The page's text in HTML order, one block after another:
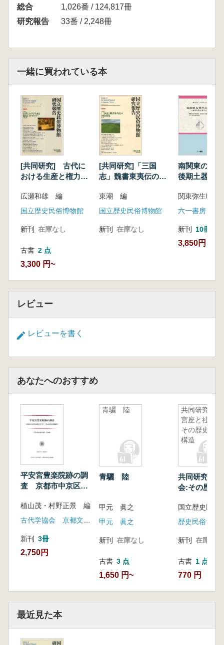
社会 石黒立人
北陸における弥生時代中期・後期の集落 安
総合
1,026番 / 124,817冊
研究報告
33番 / 2,248冊
一緒に買われている本
[共同研究] 古代に
おける生産と権力と
広瀬和雄 編
国立歴史民俗博物館
新刊 在庫なし
古書 2 点
3,300 円~
[共同研究]「三国
志」魏書東夷伝の国
東潮 編
国立歴史民俗博物館
新刊 在庫なし
南関東の弥
後期土器を
六一書房
新刊 10冊以上
3,850円
レビュー
レビューを書く
あなたへのおすすめ
平安宮豊楽院跡の調
査 京都市中京区聚
会第2次発掘調査
植山茂・村野正景 編
新刊 3冊
2,750円
青驪 陸
青驪 陸
甲元 眞之
甲元 眞之
新刊 在庫なし
古書 3 点
1,650 円~
共同研究
宮座と社会:
その歴史と
構造
共同研究 宮
会:その歴史
歴史民俗博物
新刊 在庫なし
古書 1 点
770 円
最近見た本